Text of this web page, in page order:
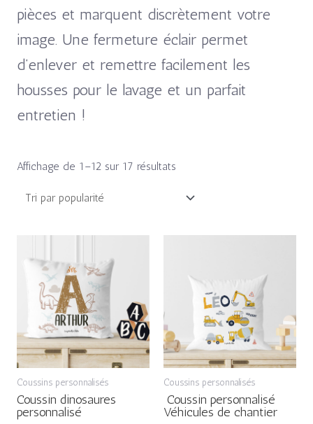
pièces et marquent discrètement votre
image. Une fermeture éclair permet
d’enlever et remettre facilement les
housses pour le lavage et un parfait
entretien !
Affichage de 1–12 sur 17 résultats
Coussins personnalisés
Coussin dinosaures
personnalisé
prix :
13,90€
à
24,90€
Coussins personnalisés
Coussin personnalisé
Véhicules de chantier
13,90€
à
24,90€